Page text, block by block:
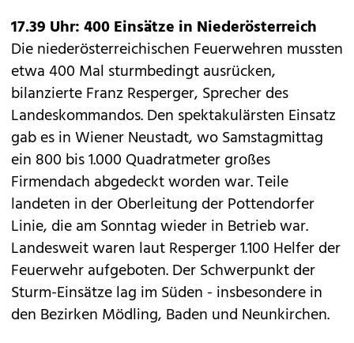
17.39 Uhr: 400 Einsätze in Niederösterreich
Die niederösterreichischen Feuerwehren mussten
etwa 400 Mal sturmbedingt ausrücken,
bilanzierte Franz Resperger, Sprecher des
Landeskommandos. Den spektakulärsten Einsatz
gab es in Wiener Neustadt, wo Samstagmittag
ein 800 bis 1.000 Quadratmeter großes
Firmendach abgedeckt worden war. Teile
landeten in der Oberleitung der Pottendorfer
Linie, die am Sonntag wieder in Betrieb war.
Landesweit waren laut Resperger 1.100 Helfer der
Feuerwehr aufgeboten. Der Schwerpunkt der
Sturm-Einsätze lag im Süden - insbesondere in
den Bezirken Mödling, Baden und Neunkirchen.